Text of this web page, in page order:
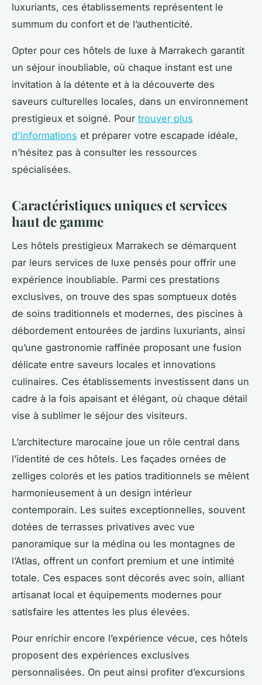
luxuriants, ces établissements représentent le
summum du confort et de l’authenticité.
Opter pour ces hôtels de luxe à Marrakech garantit
un séjour inoubliable, où chaque instant est une
invitation à la détente et à la découverte des
saveurs culturelles locales, dans un environnement
prestigieux et soigné. Pour trouver plus
d'informations et préparer votre escapade idéale,
n’hésitez pas à consulter les ressources
spécialisées.
Caractéristiques uniques et services
haut de gamme
Les hôtels prestigieux Marrakech se démarquent
par leurs services de luxe pensés pour offrir une
expérience inoubliable. Parmi ces prestations
exclusives, on trouve des spas somptueux dotés
de soins traditionnels et modernes, des piscines à
débordement entourées de jardins luxuriants, ainsi
qu’une gastronomie raffinée proposant une fusion
délicate entre saveurs locales et innovations
culinaires. Ces établissements investissent dans un
cadre à la fois apaisant et élégant, où chaque détail
vise à sublimer le séjour des visiteurs.
L’architecture marocaine joue un rôle central dans
l’identité de ces hôtels. Les façades ornées de
zelliges colorés et les patios traditionnels se mêlent
harmonieusement à un design intérieur
contemporain. Les suites exceptionnelles, souvent
dotées de terrasses privatives avec vue
panoramique sur la médina ou les montagnes de
l’Atlas, offrent un confort premium et une intimité
totale. Ces espaces sont décorés avec soin, alliant
artisanat local et équipements modernes pour
satisfaire les attentes les plus élevées.
Pour enrichir encore l’expérience vécue, ces hôtels
proposent des expériences exclusives
personnalisées. On peut ainsi profiter d’excursions